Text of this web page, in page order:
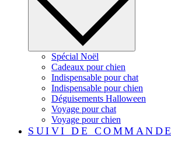
Spécial Noël
Cadeaux pour chien
Indispensable pour chat
Indispensable pour chien
Déguisements Halloween
Voyage pour chat
Voyage pour chien
SUIVI DE COMMANDE